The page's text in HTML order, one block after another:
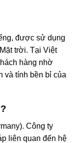
được sử dụng
trời. Tại Việt
hàng nhờ
và tính bền bỉ của
Công ty
liên quan đến hệ